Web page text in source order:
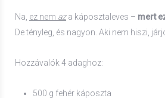
Na, ez nem aza káposztaleves – mert
De tényleg, és nagyon. Aki nem hiszi,
Hozzávalók 4 adaghoz:
500 g fehér káposzta